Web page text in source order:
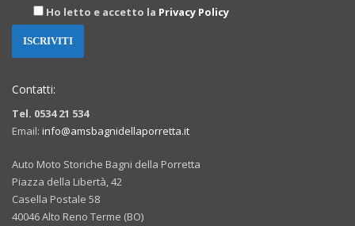
Ho letto e accetto la Privacy Policy
Contatti:
Tel. 0534 21 534
Email: info@amsbagnidellaporretta.it
Auto Moto Storiche Bagni della Porretta
Piazza della Libertà, 42
Casella Postale 58
40046 Alto Reno Terme (BO)